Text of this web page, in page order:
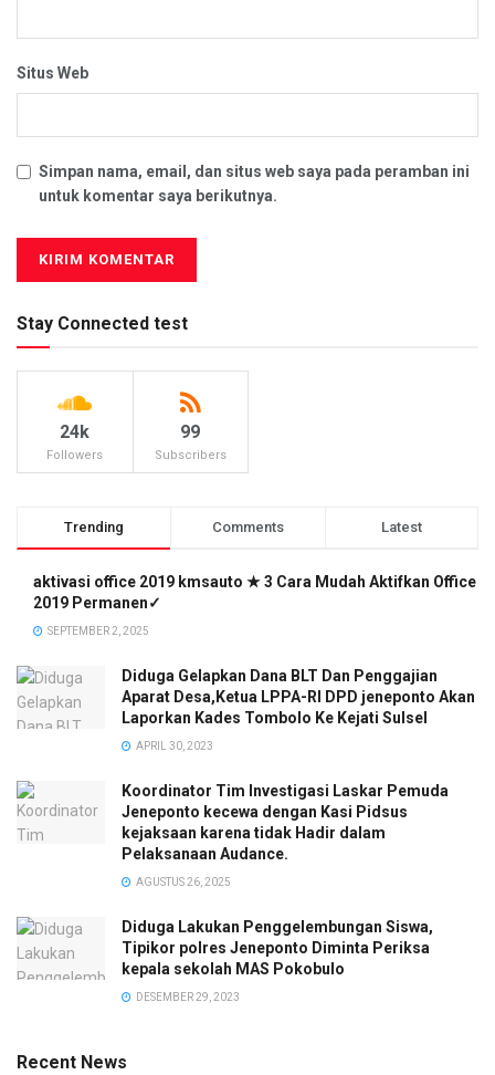
Situs Web
Simpan nama, email, dan situs web saya pada peramban ini
untuk komentar saya berikutnya.
Stay Connected test
24k
Followers
99
Subscribers
Trending Comments Latest
aktivasi office 2019 kmsauto ★ 3 Cara Mudah Aktifkan Office
2019 Permanen✓
SEPTEMBER 2, 2025
Diduga Gelapkan Dana BLT Dan Penggajian
Aparat Desa,Ketua LPPA-RI DPD jeneponto Akan
Laporkan Kades Tombolo Ke Kejati Sulsel
APRIL 30, 2023
Koordinator Tim Investigasi Laskar Pemuda
Jeneponto kecewa dengan Kasi Pidsus
kejaksaan karena tidak Hadir dalam
Pelaksanaan Audance.
AGUSTUS 26, 2025
Diduga Lakukan Penggelembungan Siswa,
Tipikor polres Jeneponto Diminta Periksa
kepala sekolah MAS Pokobulo
DESEMBER 29, 2023
Recent News